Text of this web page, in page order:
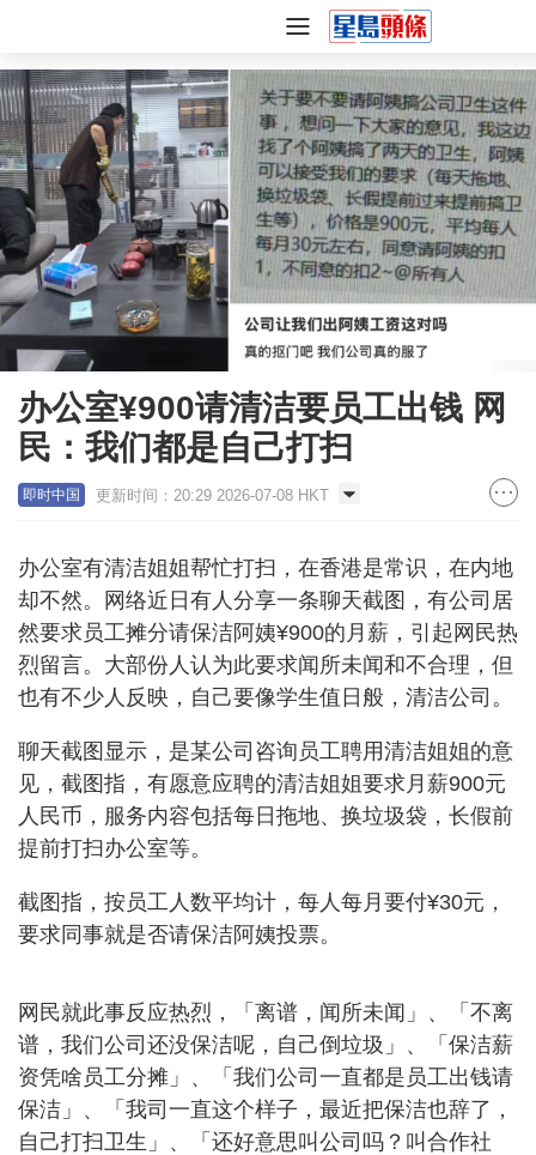
办公室¥900请清洁要员工出钱 网
民：我们都是自己打扫
即时中国 更新时间：20:29 2026-07-08 HKT
办公室有清洁姐姐帮忙打扫，在香港是常识，在内地
却不然。网络近日有人分享一条聊天截图，有公司居
然要求员工摊分请保洁阿姨¥900的月薪，引起网民热
烈留言。大部份人认为此要求闻所未闻和不合理，但
也有不少人反映，自己要像学生值日般，清洁公司。
聊天截图显示，是某公司咨询员工聘用清洁姐姐的意
见，截图指，有愿意应聘的清洁姐姐要求月薪900元
人民币，服务内容包括每日拖地、换垃圾袋，长假前
提前打扫办公室等。
截图指，按员工人数平均计，每人每月要付¥30元，
要求同事就是否请保洁阿姨投票。
网民就此事反应热烈，「离谱，闻所未闻」、「不离
谱，我们公司还没保洁呢，自己倒垃圾」、「保洁薪
资凭啥员工分摊」、「我们公司一直都是员工出钱请
保洁」、「我司一直这个样子，最近把保洁也辞了，
自己打扫卫生」、「还好意思叫公司吗？叫合作社